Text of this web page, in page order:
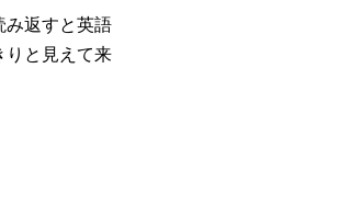
み返すと英語
りと見えて来